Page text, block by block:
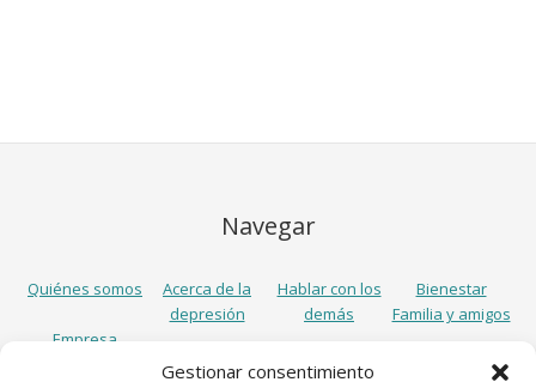
Gestionar consentimiento
Navegar
Quiénes somos
Acerca de la
depresión
Hablar con los
demás
Bienestar
Familia y amigos
Empresa